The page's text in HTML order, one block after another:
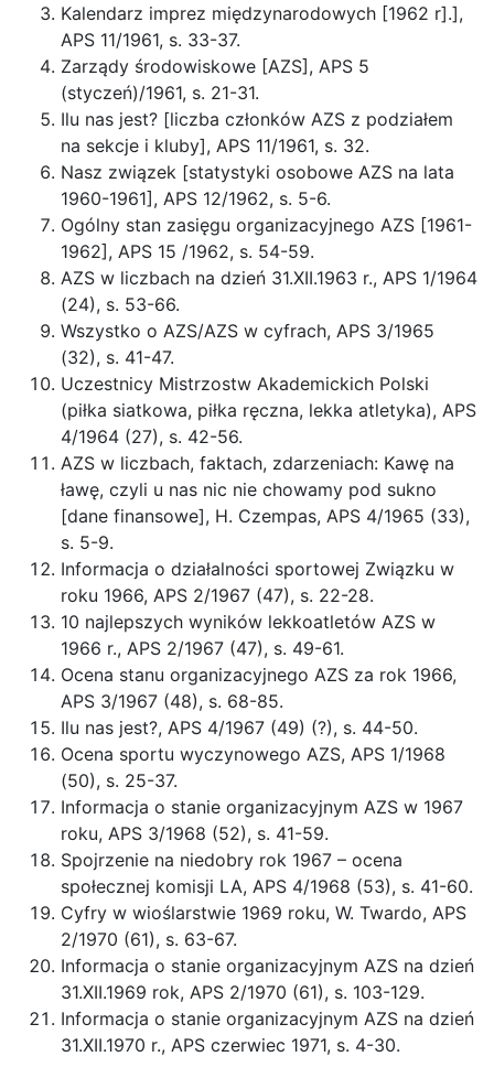
Kalendarz imprez międzynarodowych [1962 r].],
APS 11/1961, s. 33-37.
Zarządy środowiskowe [AZS], APS 5
(styczeń)/1961, s. 21-31.
Ilu nas jest? [liczba członków AZS z podziałem
na sekcje i kluby], APS 11/1961, s. 32.
Nasz związek [statystyki osobowe AZS na lata
1960-1961], APS 12/1962, s. 5-6.
Ogólny stan zasięgu organizacyjnego AZS [1961-
1962], APS 15 /1962, s. 54-59.
AZS w liczbach na dzień 31.XII.1963 r., APS 1/1964
(24), s. 53-66.
Wszystko o AZS/AZS w cyfrach, APS 3/1965
(32), s. 41-47.
Uczestnicy Mistrzostw Akademickich Polski
(piłka siatkowa, piłka ręczna, lekka atletyka), APS
4/1964 (27), s. 42-56.
AZS w liczbach, faktach, zdarzeniach: Kawę na
ławę, czyli u nas nic nie chowamy pod sukno
[dane finansowe], H. Czempas, APS 4/1965 (33),
s. 5-9.
Informacja o działalności sportowej Związku w
roku 1966, APS 2/1967 (47), s. 22-28.
10 najlepszych wyników lekkoatletów AZS w
1966 r., APS 2/1967 (47), s. 49-61.
Ocena stanu organizacyjnego AZS za rok 1966,
APS 3/1967 (48), s. 68-85.
Ilu nas jest?, APS 4/1967 (49) (?), s. 44-50.
Ocena sportu wyczynowego AZS, APS 1/1968
(50), s. 25-37.
Informacja o stanie organizacyjnym AZS w 1967
roku, APS 3/1968 (52), s. 41-59.
Spojrzenie na niedobry rok 1967 – ocena
społecznej komisji LA, APS 4/1968 (53), s. 41-60.
Cyfry w wioślarstwie 1969 roku, W. Twardo, APS
2/1970 (61), s. 63-67.
Informacja o stanie organizacyjnym AZS na dzień
31.XII.1969 rok, APS 2/1970 (61), s. 103-129.
Informacja o stanie organizacyjnym AZS na dzień
31.XII.1970 r., APS czerwiec 1971, s. 4-30.